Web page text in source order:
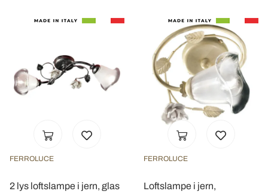
FERROLUCE
2 lys loftslampe i jern, glas
FERROLUCE
Loftslampe i jern,